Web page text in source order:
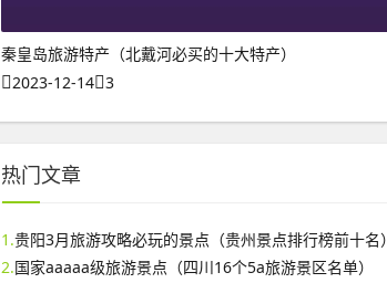
秦皇岛旅游特产（北戴河必买的十大特产）
2023-12-14 3
热门文章
1.贵阳3月旅游攻略必玩的景点（贵州景点排行榜前十名）
2.国家aaaaa级旅游景点（四川16个5a旅游景区名单）